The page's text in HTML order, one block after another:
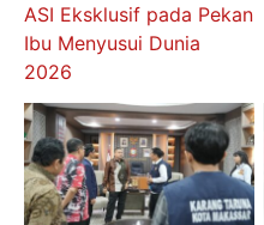
ASI Eksklusif pada Pekan
Ibu Menyusui Dunia
2026